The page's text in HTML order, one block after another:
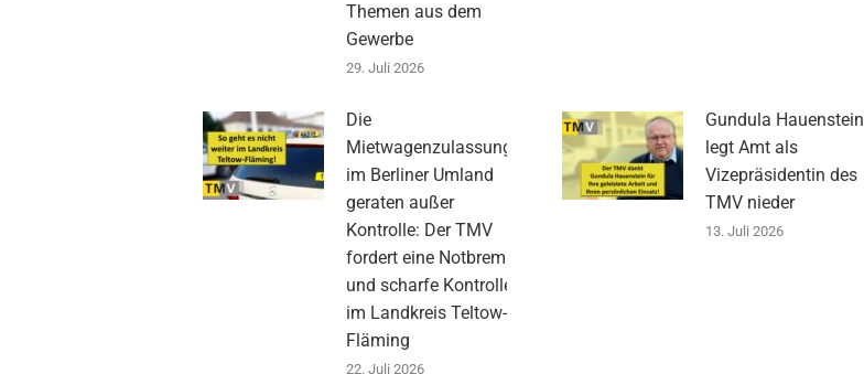
Themen aus dem
Gewerbe
29. Juli 2026
Die
Mietwagenzulassungen
im Berliner Umland
geraten außer
Kontrolle: Der TMV
fordert eine Notbremse
und scharfe Kontrollen
im Landkreis Teltow-
Fläming
22. Juli 2026
Gundula Hauenstein
legt Amt als
Vizepräsidentin des
TMV nieder
13. Juli 2026